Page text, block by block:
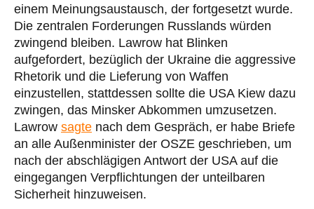
einem Meinungsaustausch, der fortgesetzt wurde.
Die zentralen Forderungen Russlands würden
zwingend bleiben. Lawrow hat Blinken
aufgefordert, bezüglich der Ukraine die aggressive
Rhetorik und die Lieferung von Waffen
einzustellen, stattdessen sollte die USA Kiew dazu
zwingen, das Minsker Abkommen umzusetzen.
Lawrow sagte nach dem Gespräch, er habe Briefe
an alle Außenminister der OSZE geschrieben, um
nach der abschlägigen Antwort der USA auf die
eingegangen Verpflichtungen der unteilbaren
Sicherheit hinzuweisen.